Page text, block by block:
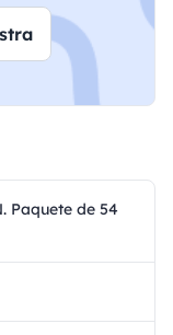
Paquete de 54